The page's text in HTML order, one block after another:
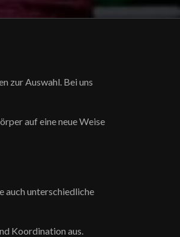
zur Auswahl. Bei uns
auf eine neue Weise
auch unterschiedliche
Koordination aus.